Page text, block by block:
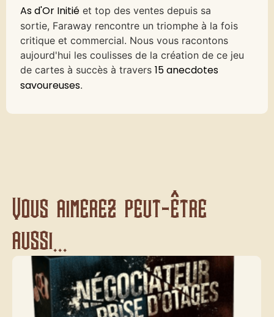
As d'Or Initié et top des ventes depuis sa
sortie, Faraway rencontre un triomphe à la fois
critique et commercial. Nous vous racontons
aujourd'hui les coulisses de la création de ce jeu
de cartes à succès à travers15 anecdotes
savoureuses.
Vous aimerez peut-être
aussi...